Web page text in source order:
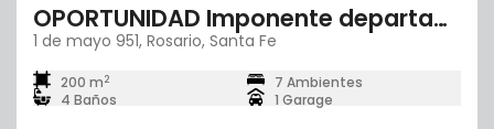
OPORTUNIDAD Imponente departamento con vista franca al río
1 de mayo 951, Rosario, Santa Fe
200 m2
7 Ambientes
4 Baños
1 Garage